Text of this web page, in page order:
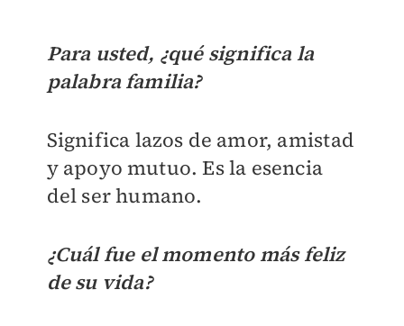
Para usted, ¿qué significa la
palabra familia?
Significa lazos de amor, amistad
y apoyo mutuo. Es la esencia
del ser humano.
¿Cuál fue el momento más feliz
de su vida?